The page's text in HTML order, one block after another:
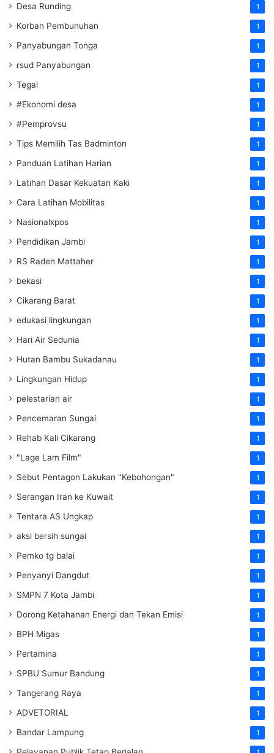
Desa Runding 1
Korban Pembunuhan 1
Panyabungan Tonga 1
rsud Panyabungan 1
Tegal 1
#Ekonomi desa 1
#Pemprovsu 1
Tips Memilih Tas Badminton 1
Panduan Latihan Harian 1
Latihan Dasar Kekuatan Kaki 1
Cara Latihan Mobilitas 1
Nasionalxpos 1
Pendidikan Jambi 1
RS Raden Mattaher 1
bekasi 1
Cikarang Barat 1
edukasi lingkungan 1
Hari Air Sedunia 1
Hutan Bambu Sukadanau 1
Lingkungan Hidup 1
pelestarian air 1
Pencemaran Sungai 1
Rehab Kali Cikarang 1
"Lage Lam Film" 1
Sebut Pentagon Lakukan "Kebohongan" 1
Serangan Iran ke Kuwait 1
Tentara AS Ungkap 1
aksi bersih sungai 1
Pemko tg balai 1
Penyanyi Dangdut 1
SMPN 7 Kota Jambi 1
Dorong Ketahanan Energi dan Tekan Emisi 1
BPH Migas 1
Pertamina 1
SPBU Sumur Bandung 1
Tangerang Raya 1
ADVETORIAL 1
Bandar Lampung 1